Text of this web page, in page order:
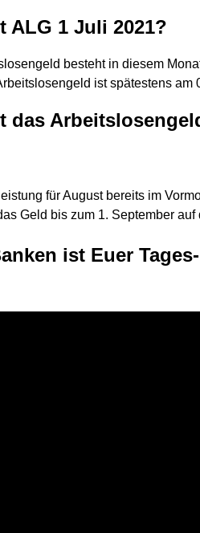
ALG 1 Juli 2021?
besteht in diesem
ist spätestens am
das
für August bereits im
Geld bis zum 1. September
ist Euer